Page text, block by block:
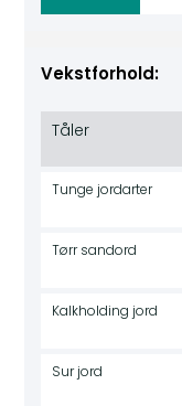
Vekstforhold:
Tåler
Tunge jordarter
Tørr sandord
Kalkholding jord
Sur jord